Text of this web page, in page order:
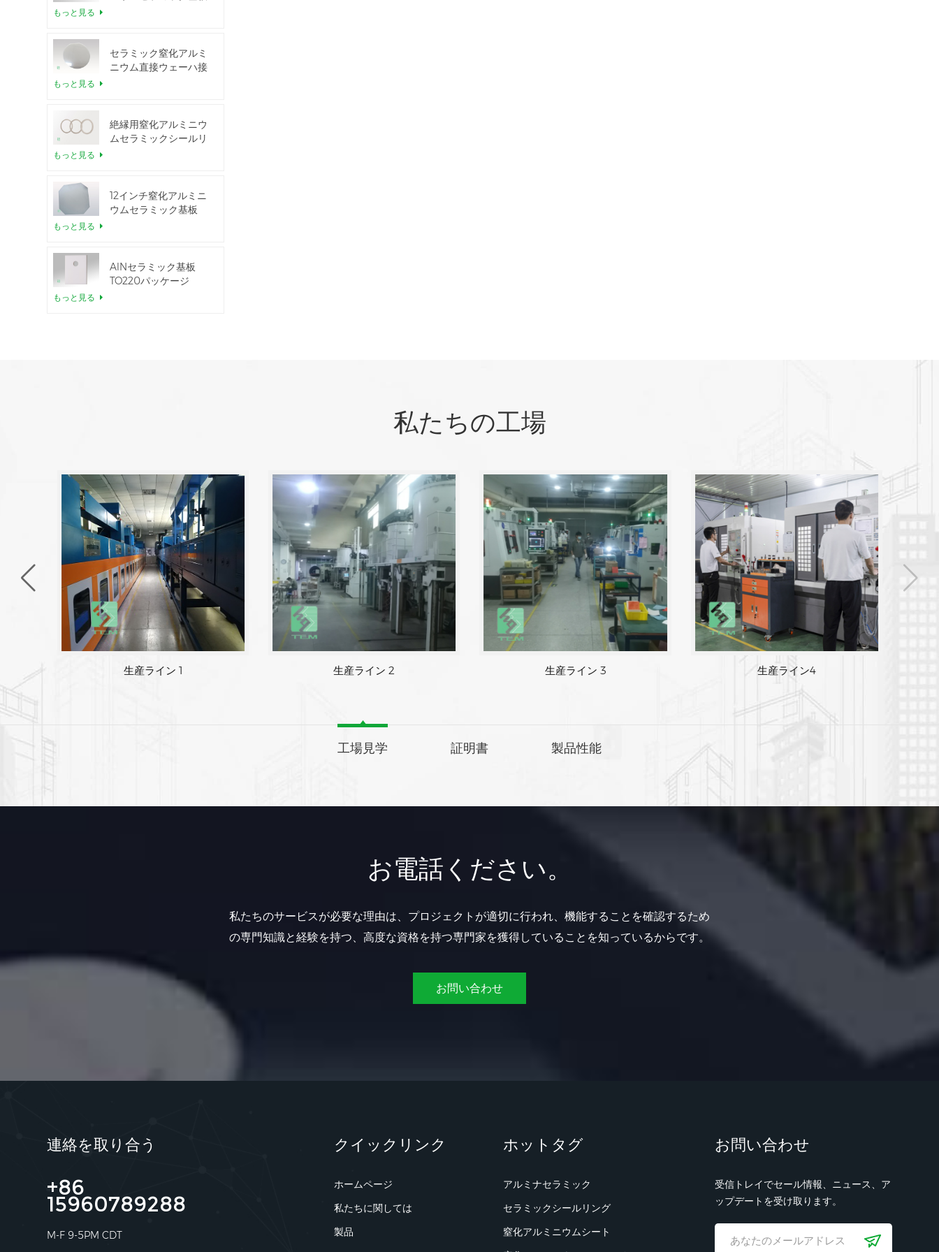
もっと見る
セラミック窒化アルミ
ニウム直接ウェーハ接
もっと見る
絶縁用窒化アルミニウ
ムセラミックシールリ
もっと見る
12インチ窒化アルミニ
ウムセラミック基板
もっと見る
AlNセラミック基板
TO220パッケージ
もっと見る
私たちの工場
工場エリア
工場見学 証明書 製品性能
お電話ください。
私たちのサービスが必要な理由は、プロジェクトが適切に行われ、機能することを確認するため
の専門知識と経験を持つ、高度な資格を持つ専門家を獲得していることを知っているからです。
お問い合わせ
連絡を取り合う
+86
15960789288
M-F 9-5PM CDT
クイックリンク
ホームページ
私たちに関しては
製品
ホットタグ
アルミナセラミック
セラミックシールリング
窒化アルミニウムシート
お問い合わせ
受信トレイでセール情報、ニュース、ア
ップデートを受け取ります。